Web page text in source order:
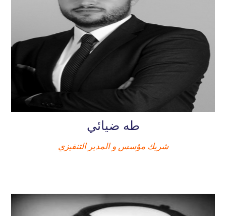
طه ضيائي
شريك مؤسس و المدير التنفيزي